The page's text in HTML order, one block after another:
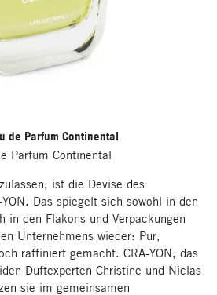
de Parfum Continental
Parfum Continental
ist die Devise des
Das spiegelt sich sowohl in den
in den Flakons und Verpackungen
Unternehmens wieder: Pur,
raffiniert gemacht. CRA-YON, das
Duftexperten Christine und Niclas
sie im gemeinsamen